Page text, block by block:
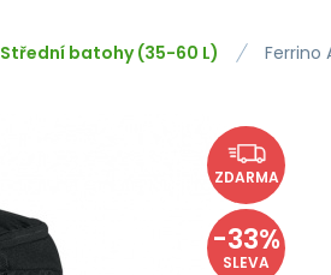
Střední batohy (35-60 L) Ferrino
ZDARMA
-33%
SLEVA